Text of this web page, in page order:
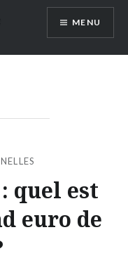
MENU
quel est
euro de